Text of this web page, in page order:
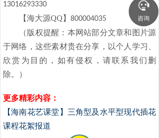
13016293330
【海大源QQ】 800004035
（版权提醒：本网站部分文章和图片源
于网络，这些素材贵在分享，以个人学习、
欣赏为目的，如有侵权，请联系我们删
除。）
更多精彩内容：
【海南花艺课堂】三角型及水平型现代插花
课程花絮报道
咨询